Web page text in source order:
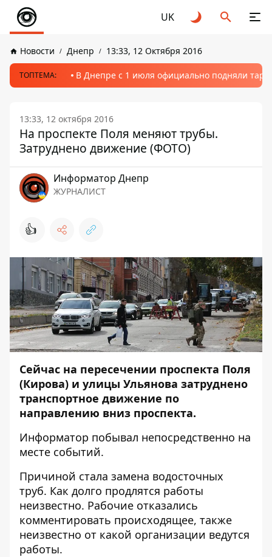
UK
Новости Днепр 13:33, 12 Октября 2016
ТОПТЕМА: В Днепре с 1 июля официально подняли
13:33, 12 октября 2016
На проспекте Поля меняют трубы.
Затруднено движение (ФОТО)
Информатор Днепр
ЖУРНАЛИСТ
👍
Сейчас на пересечении проспекта Поля
(Кирова) и улицы Ульянова затруднено
транспортное движение по
направлению вниз проспекта.
Информатор побывал непосредственно на
месте событий.
Причиной стала замена водосточных
труб. Как долго продлятся работы
неизвестно. Рабочие отказались
комментировать происходящее, также
неизвестно от какой организации ведутся
работы.